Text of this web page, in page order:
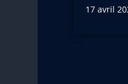
17 avril